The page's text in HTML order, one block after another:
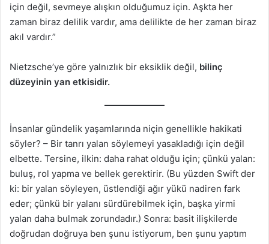
için değil, sevmeye alışkın olduğumuz için. Aşkta her
zaman biraz delilik vardır, ama delilikte de her zaman biraz
akıl vardır.”
Nietzsche’ye göre yalnızlık bir eksiklik değil, bilinç
düzeyinin yan etkisidir.
İnsanlar gündelik yaşamlarında niçin genellikle hakikati
söyler? – Bir tanrı yalan söylemeyi yasakladığı için değil
elbette. Tersine, ilkin: daha rahat olduğu için; çünkü yalan:
buluş, rol yapma ve bellek gerektirir. (Bu yüzden Swift der
ki: bir yalan söyleyen, üstlendiği ağır yükü nadiren fark
eder; çünkü bir yalanı sürdürebilmek için, başka yirmi
yalan daha bulmak zorundadır.) Sonra: basit ilişkilerde
doğrudan doğruya ben şunu istiyorum, ben şunu yaptım